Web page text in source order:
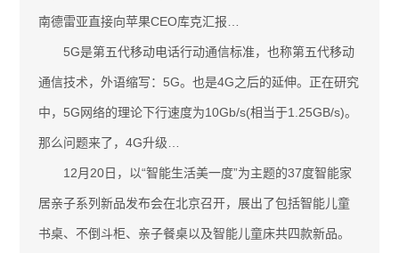
南德雷亚直接向苹果CEO库克汇报…
5G是第五代移动电话行动通信标准，也称第五代移动
通信技术，外语缩写：5G。也是4G之后的延伸。正在研究
中，5G网络的理论下行速度为10Gb/s(相当于1.25GB/s)。
那么问题来了，4G升级…
12月20日，以“智能生活美一度”为主题的37度智能家
居亲子系列新品发布会在北京召开，展出了包括智能儿童
书桌、不倒斗柜、亲子餐桌以及智能儿童床共四款新品。